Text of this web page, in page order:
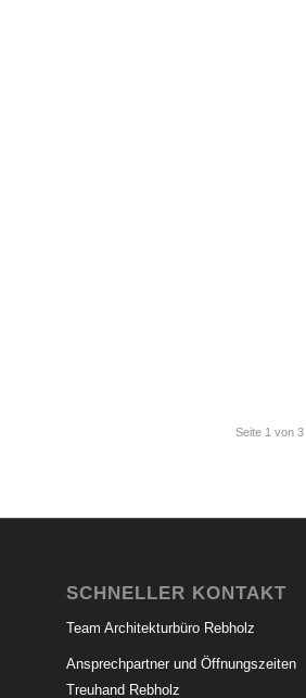
Seite 1 von 3
SCHNELLER KONTAKT
Team Architekturbüro Rebholz
Ansprechpartner und Öffnungszeiten
Treuhand Rebholz